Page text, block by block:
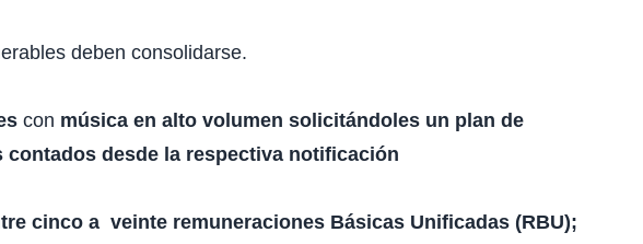
deben consolidarse.
con música en alto volumen solicitándoles un plan de
desde la respectiva notificación
cinco a veinte remuneraciones Básicas Unificadas (RBU);